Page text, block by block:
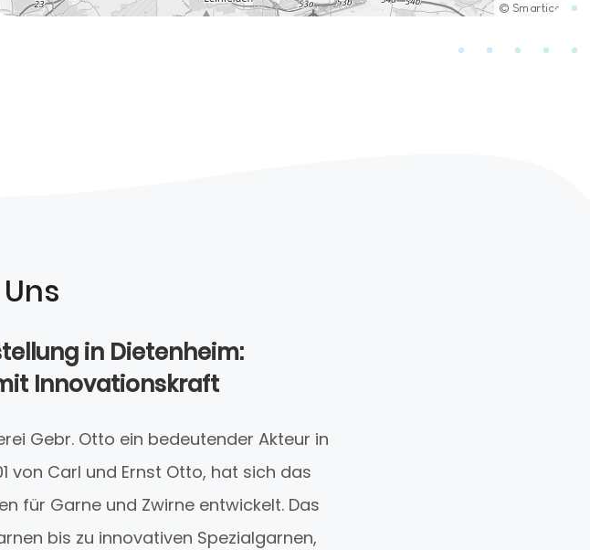
in Dietenheim:
Innovationskraft
Gebr. Otto ein bedeutender Akteur in
von Carl und Ernst Otto, hat sich das
für Garne und Zwirne entwickelt. Das
bis zu innovativen Spezialgarnen,